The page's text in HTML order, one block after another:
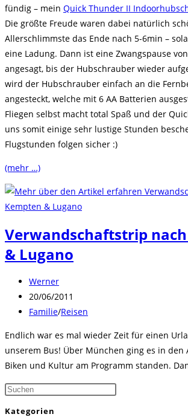
fündig – mein Quick Thunder II
Die größte Freude waren dabei natürlich
Allerschlimmste das Ende nach 5-6min –
eine Ladung. Dann ist eine Zwangspause
angesagt, bis der Hubschrauber wieder
wird der Hubschrauber einfach an die
angesteckt, welche mit 6 AA Batterien
Fliegen selbst macht total Spaß und der
uns somit einige sehr lustige Stunden
Flugstunden folgen sicher :)
(mehr …)
Verwandschaftstrip
& Lugano
Beitrags-
Autor:
Werner
Beitrag
veröffentlicht:
20/06/2011
Beitrags-
Familie/Reisen
Endlich war es mal wieder Zeit für einen
unserem Bus! Über München ging es in den
Biken und Kultur am Programm standen.
Kategorien